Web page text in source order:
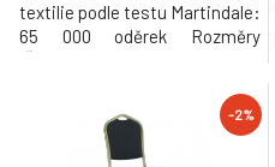
textilie podle testu Martindale:
65 000 oděrek Rozměry
smontované. Při koupi více než
20 kusů židle JEFF 2 NEW je
cena židle úžasných 690 Kč.
-2%